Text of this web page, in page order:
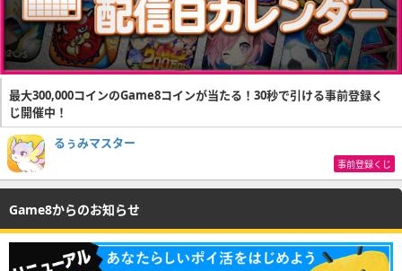
最大300,000コインのGame8コインが当たる！30秒で引ける事前登録く
じ開催中！
るぅみマスター
事前登録くじ
Game8からのお知らせ